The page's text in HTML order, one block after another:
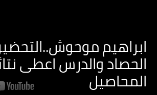
ابراهيم
الحصاد والدرس اعطى
المحاصيل